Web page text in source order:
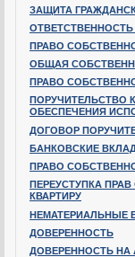
ЗАЩИТА
ПРАВО
ОБЩАЯ
ПРАВО
ПОРУЧИТЕЛЬСТВО
ОБЕСПЕЧЕНИЯ
ДОГОВОР
БАНКОВСКИЕ
ПРАВО
ПЕРЕУСТУПКА
КВАРТИРУ
НЕМАТЕРИАЛЬНЫЕ
ДОВЕРЕННОСТЬ
ДОВЕРЕННОСТЬ